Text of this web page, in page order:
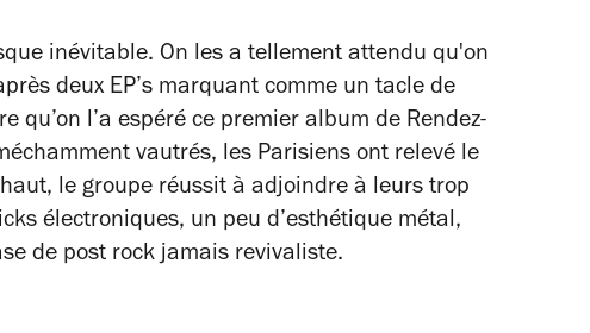
inévitable. On les a tellement attendu qu'on
deux EP’s marquant comme un tacle de
qu’on l’a espéré ce premier album de Rendez-
vautrés, les Parisiens ont relevé le
le groupe réussit à adjoindre à leurs trop
électroniques, un peu d’esthétique métal,
de post rock jamais revivaliste.